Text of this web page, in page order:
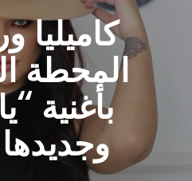
كاميليا
المحطة
بأغنية
وجديدها